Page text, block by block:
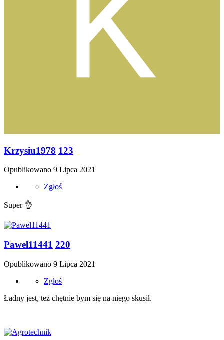
Krzysiu1978 123
Opublikowano 9 Lipca 2021
Zgłoś
Super 👌
Pawel11441 220
Opublikowano 9 Lipca 2021
Zgłoś
Ładny jest, też chętnie bym się na niego skusił.